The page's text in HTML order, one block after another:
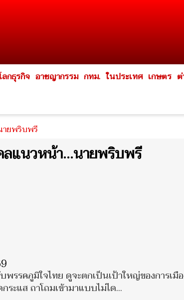
ลกธุรกิจ อาชญากรรม กทม. ในประเทศ เกษตร
ายพริบพรี
แนวหน้า...นายพริบพรี
รรคภูมิใจไทย ดูจะตกเป็นเป้าใหญ่ของการเมื
ะแส ถาโถมเข้ามาแบบไม่ได...